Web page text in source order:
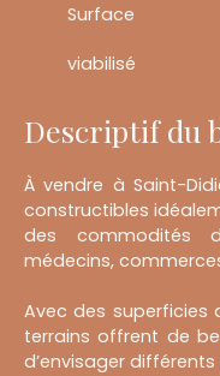
Surface
viabilisé
Descriptif du
À vendre à Saint-
constructibles
des commodités
médecins,
Avec des superficies
terrains offrent de
d’envisager